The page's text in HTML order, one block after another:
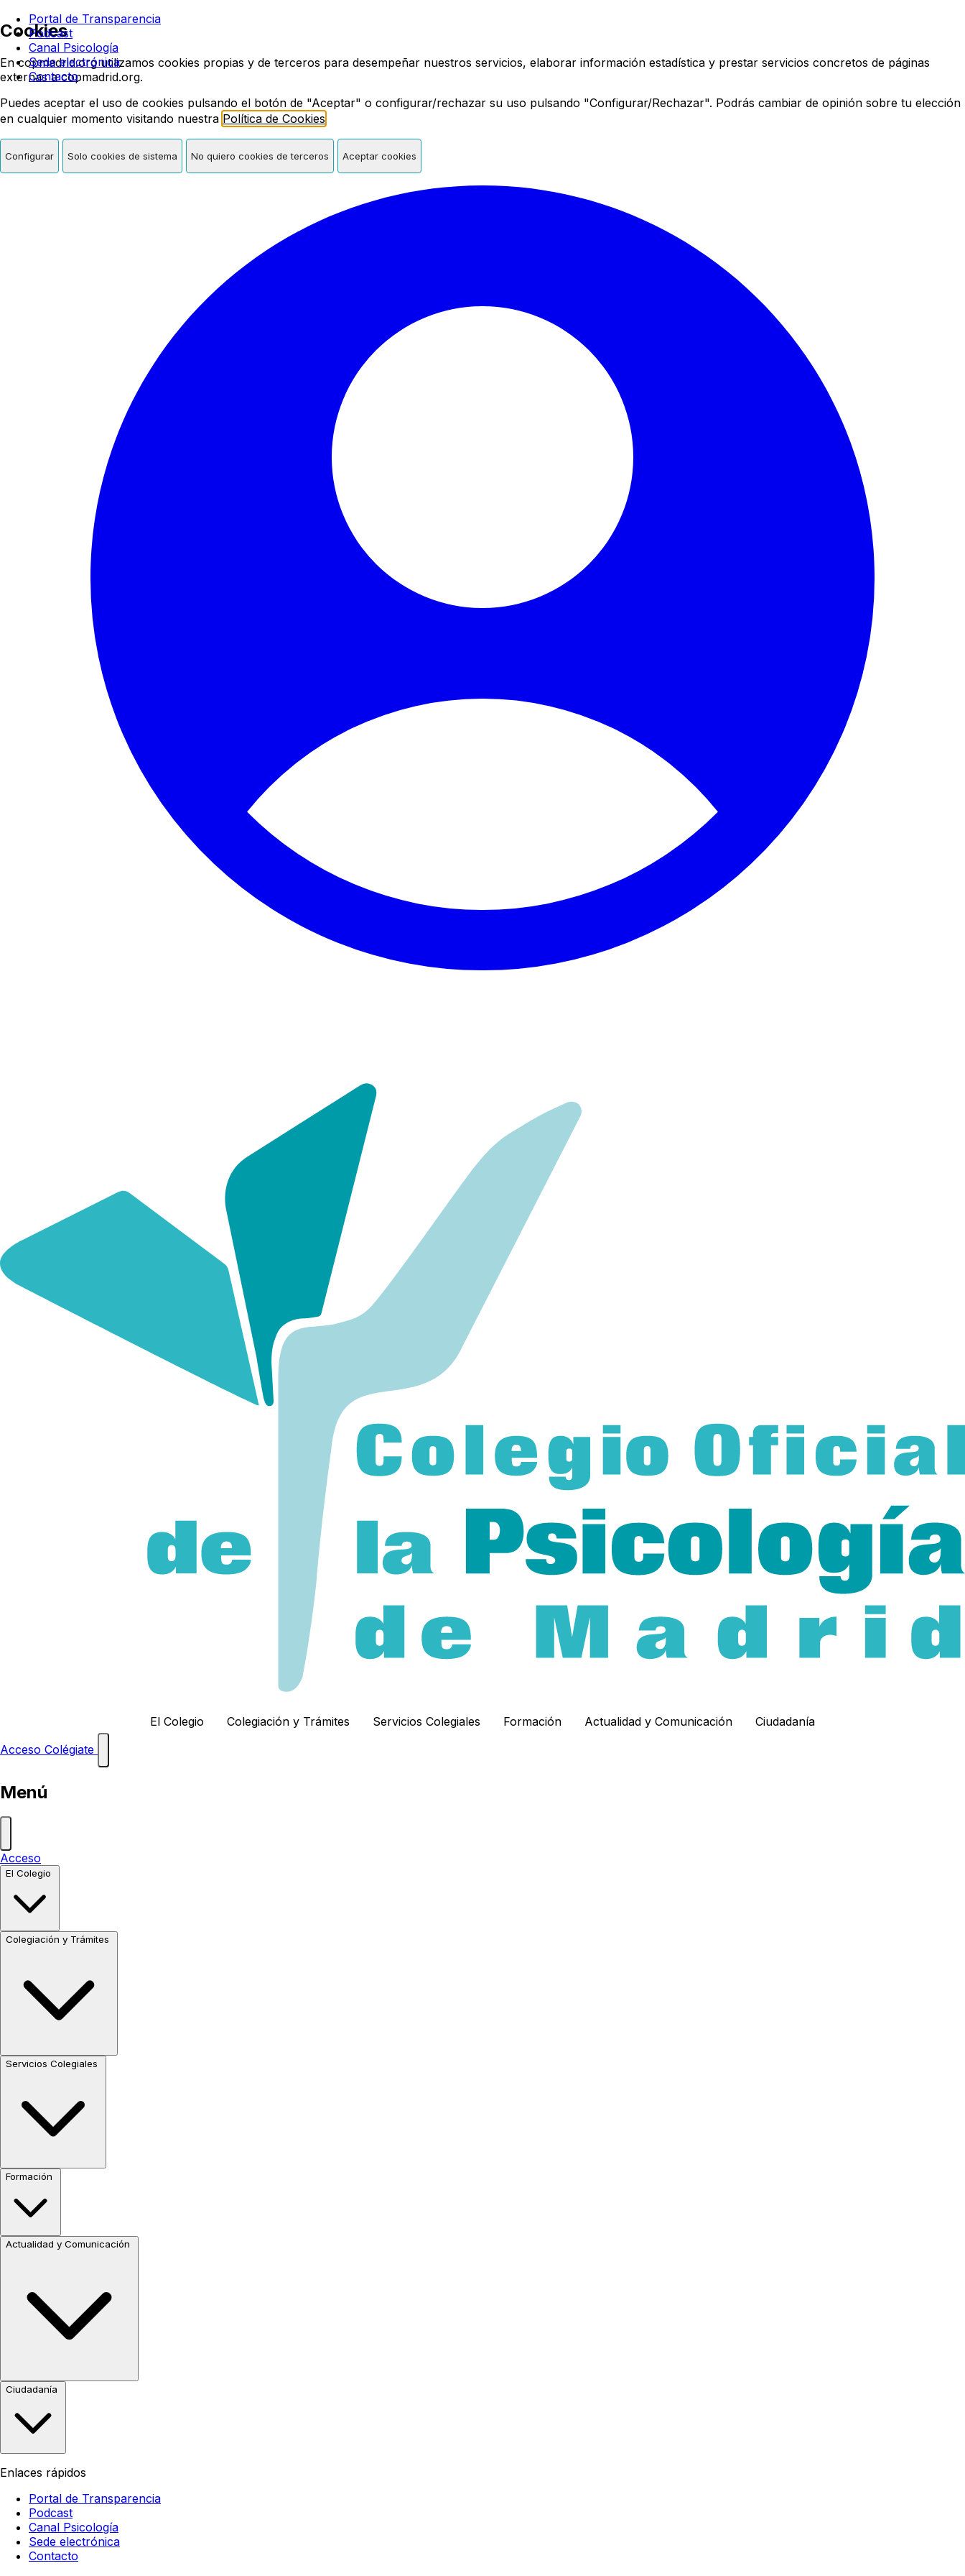
Cookies
En copmadrid.org utilizamos cookies propias y de terceros para desempeñar nuestros servicios, elaborar información estadística y prestar servicios concretos de páginas
externas a copmadrid.org.
Puedes aceptar el uso de cookies pulsando el botón de "Aceptar" o configurar/rechazar su uso pulsando "Configurar/Rechazar". Podrás cambiar de opinión sobre tu elección
en cualquier momento visitando nuestra Política de Cookies
Configurar Solo cookies de sistema No quiero cookies de terceros Aceptar cookies
Colegio oficial de psicología de Madrid
Portal de Transparencia
Podcast
Canal Psicología
Sede electrónica
Contacto
El Colegio Colegiación y Trámites Servicios Colegiales Formación Actualidad y Comunicación
Ciudadanía
Acceso Colégiate
Menú
Acceso
El Colegio
Colegiación y Trámites
Servicios Colegiales
Formación
Actualidad y Comunicación
Ciudadanía
Enlaces rápidos
Portal de Transparencia
Podcast
Canal Psicología
Sede electrónica
Contacto